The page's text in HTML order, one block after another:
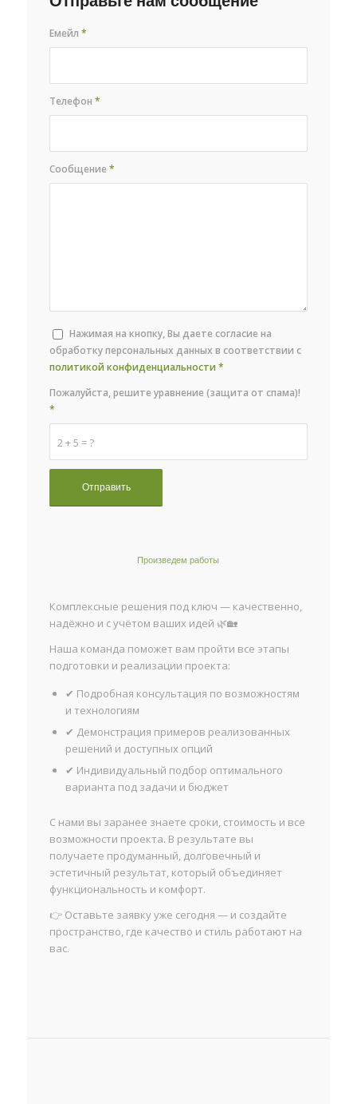
Емейл*
Телефон*
Сообщение*
Нажимая на кнопку, Вы даете согласие на
обработку персональных данных в соответствии с
политикой конфиденциальности *
2 + 5 = ?
Пожалуйста, решите уравнение (защита от спама)!
*
Произведем работы
Комплексные решения под ключ — качественно,
надёжно и с учётом ваших идей 🌿🏡
Наша команда поможет вам пройти все этапы
подготовки и реализации проекта:
✔ Подробная консультация по возможностям
и технологиям
✔ Демонстрация примеров реализованных
решений и доступных опций
✔ Индивидуальный подбор оптимального
варианта под задачи и бюджет
С нами вы заранее знаете сроки, стоимость и все
возможности проекта. В результате вы
получаете продуманный, долговечный и
эстетичный результат, который объединяет
функциональность и комфорт.
👉 Оставьте заявку уже сегодня — и создайте
пространство, где качество и стиль работают на
вас.